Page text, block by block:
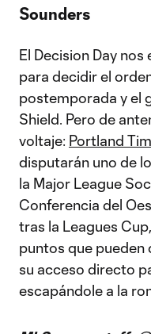
Sounders
El Decision Day
para decidir el
postemporada y el
Shield. Pero de
voltaje: Portland
disputarán uno de
la Major League
Conferencia del
tras la Leagues
puntos que
su acceso directo
escapándole a la